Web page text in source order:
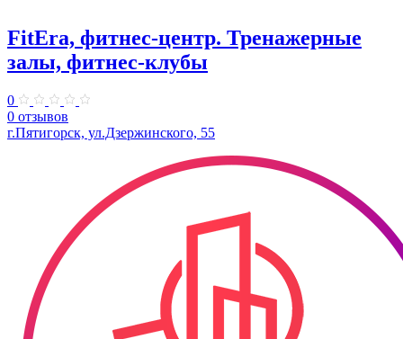
FitEra, фитнес-центр. Тренажерные
залы, фитнес-клубы
0
0 отзывов
г.Пятигорск, ул.Дзержинского, 55